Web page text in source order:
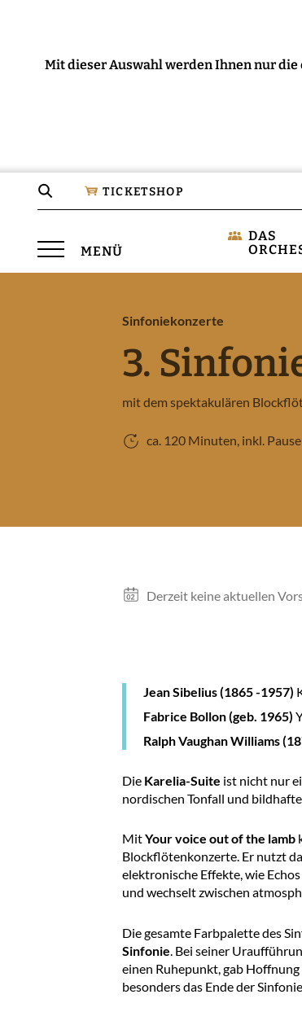
Seite
durchsuchen
TICKETSHOP
Mit dieser Auswahl werden Ihnen nur
MENÜ
Menü
öffnen
MEDIEN ÖFFNEN
DAS
Sinfoniekonzerte
3.
mit dem spektakulären
ca. 120 Minuten, inkl. Pause
Vorstellungen
Derzeit keine aktuellen
Jean Sibelius (1865 -1957)
Fabrice Bollon (geb. 1965)
Ralph Vaughan Williams
Die Karelia-Suite ist nicht nur
nordischen Tonfall und
MitYour voice out of the lamb
Blockflötenkonzerte. Er nutzt
elektronische Effekte, wie
und wechselt zwischen
Die gesamte Farbpalette des
Sinfonie . Bei seiner
einen Ruhepunkt, gab
besonders das Ende der